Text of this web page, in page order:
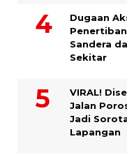
Dugaan
Sandera
Sekitar
VIRAL!
Jalan
Jadi
Lapangan